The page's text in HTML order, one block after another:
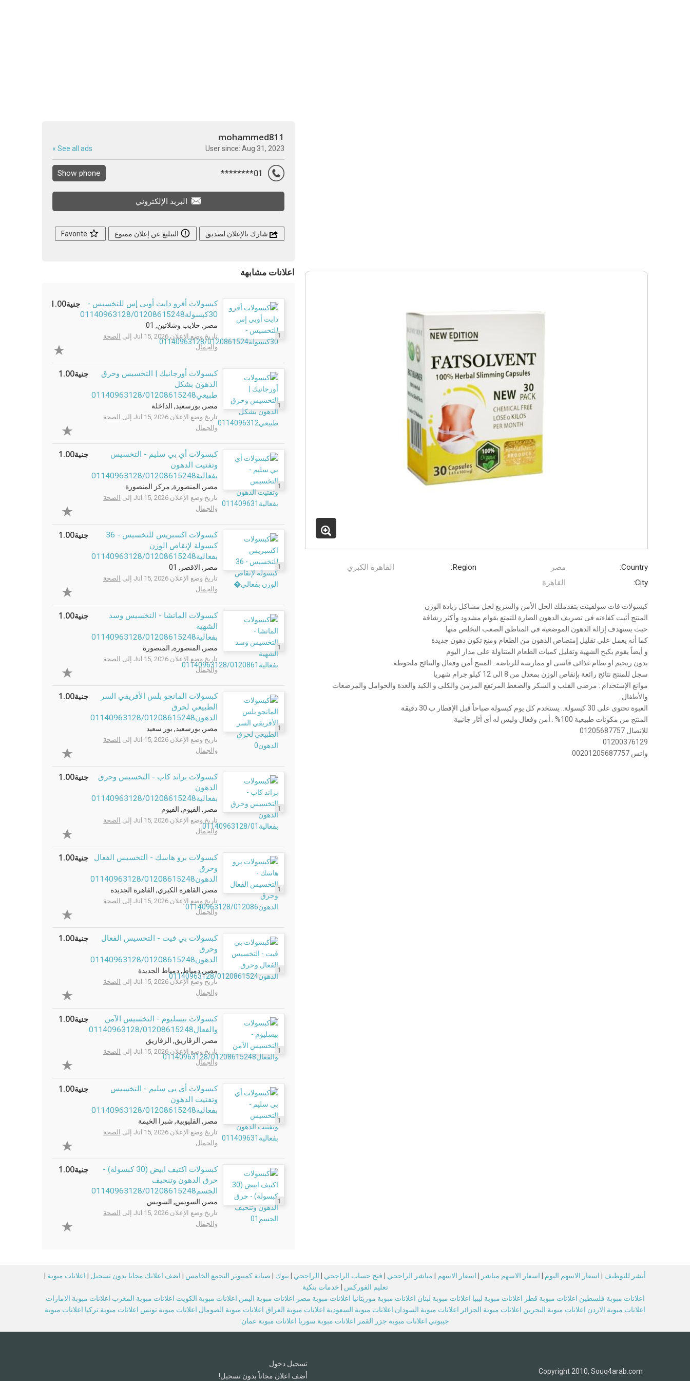
Country: مصر Region:
القاهرة الكبري
City:
القاهرة
كبسولات فات سولفينت بتقدملك الحل الأمن والسريع لحل مشاكل زيادة الوزن
المنتج أثبت كفاءته فى تصريف الدهون الضارة للتمتع بقوام مشدود وأكثر رشافة
حيث يستهدف إزالة الدهون الموضعية في المناطق الصعب التخلص منها
كما أنه يعمل على تقليل إمتصاص الدهون من الطعام ومنع تكون دهون جديدة
و أيضاً يقوم بكبح الشهية وتقليل كميات الطعام المتناولة على مدار اليوم
بدون ريجيم او نظام غذائى قاسى او ممارسة للرياضة.. المنتج أمن وفعال والنتائج ملحوظة
سجل للمنتج نتائج رائعة بإنقاص الوزن بمعدل من 8 الى 12 كيلو جرام شهريا
موانع الإستخدام : مرضى القلب و السكر والضغط المرتفع المزمن والكلى و الكبد والغدة والحوامل والمرضعات
والأطفال .
العبوة تحتوى على 30 كبسولة.. يستخدم كل يوم كبسولة صباحاً قبل الإفطار ب 30 دقيقة
المنتج من مكونات طبيعية 100% . أمن وفعال وليس له أى أثار جانبية
للإتصال 01205687757
01200376129
واتس 00201205687757
mohammed811
User since: Aug 31, 2023
See all ads »
01********
Show phone
البريد الإلكتروني
شارك بالإعلان لصديق التبليغ عن إعلان ممنوع
اعلانات مشابهة
1
كبسولات أفرو دايت أوبي إس للتخسيس -
30كبسولة01140963128/01208615248
مصر, حلايب وشلاتين, 01
تاريخ وضع الإعلان Jul 15, 2026 إلى
الصحة
والجمال
جنية1.00
1
كبسولات أورجانيك | التخسيس وحرق
الدهون بشكل
طبيعي01140963128/01208615248
مصر, بورسعيد, الداخلة
تاريخ وضع الإعلان Jul 15, 2026 إلى
الصحة
والجمال
جنية1.00
1
كبسولات أي بي سليم - التخسيس
وتفتيت الدهون
بفعالية01140963128/01208615248
مصر, المنصورة, مركز المنصورة
تاريخ وضع الإعلان Jul 15, 2026 إلى
الصحة
والجمال
جنية1.00
1
كبسولات اكسبريس للتخسيس - 36
كبسولة لإنقاص الوزن
بفعالية01140963128/01208615248
مصر, الاقصر, 01
تاريخ وضع الإعلان Jul 15, 2026 إلى
الصحة
والجمال
جنية1.00
1
كبسولات الماتشا - التخسيس وسد
الشهية
بفعالية01140963128/01208615248
مصر, المنصورة, المنصورة
تاريخ وضع الإعلان Jul 15, 2026 إلى
الصحة
والجمال
جنية1.00
1
كبسولات المانجو بلس الأفريقي السر
الطبيعي لحرق
الدهون01140963128/01208615248
مصر, بورسعيد, بور سعيد
تاريخ وضع الإعلان Jul 15, 2026 إلى
الصحة
والجمال
جنية1.00
1
كبسولات براند كاب - التخسيس وحرق
الدهون
بفعالية01140963128/01208615248
مصر, الفيوم, الفيوم
تاريخ وضع الإعلان Jul 15, 2026 إلى
الصحة
والجمال
جنية1.00
1
كبسولات برو هاسك - التخسيس الفعال
وحرق
الدهون01140963128/01208615248
مصر, القاهرة الكبري, القاهرة الجديدة
تاريخ وضع الإعلان Jul 15, 2026 إلى
الصحة
والجمال
جنية1.00
1
كبسولات بي فيت - التخسيس الفعال
وحرق
الدهون01140963128/01208615248
مصر, دمياط, دمياط الجديدة
تاريخ وضع الإعلان Jul 15, 2026 إلى
الصحة
والجمال
جنية1.00
1
كبسولات بيسليوم - التخسيس الآمن
والفعال01140963128/01208615248
مصر, الزقازيق, الزقازيق
تاريخ وضع الإعلان Jul 15, 2026 إلى
الصحة
والجمال
جنية1.00
1
كبسولات أي بي سليم - التخسيس
وتفتيت الدهون
بفعالية01140963128/01208615248
مصر, القليوبية, شبرا الخيمة
تاريخ وضع الإعلان Jul 15, 2026 إلى
الصحة
والجمال
جنية1.00
1
كبسولات اكتيف ابيض (30 كبسولة) -
حرق الدهون وتنحيف
الجسم01140963128/01208615248
مصر, السويس, السويس
تاريخ وضع الإعلان Jul 15, 2026 إلى
الصحة
والجمال
جنية1.00
أبشر للتوظيف اسعار الاسهم اليوم اسعار الاسهم مباشر اسعار الاسهم مباشر الراجحي فتح حساب الراجحي الراجحي بنوك صيانة كمبيوتر التجمع الخامس اضف اعلانك مجانا بدون تسجيل اعلانات مبوبة
تعليم الفوركس
خدمات بنكية
اعلانات مبوبة فلسطين اعلانات مبوبة قطر اعلانات مبوبة ليبيا اعلانات مبوبة لبنان اعلانات مبوبة موريتانيا اعلانات مبوبة مصر اعلانات مبوبة اليمن اعلانات مبوبة الكويت اعلانات مبوبة المغرب اعلانات مبوبة الامارات
اعلانات مبوبة الاردن اعلانات مبوبة البحرين اعلانات مبوبة الجزائر اعلانات مبوبة السودان اعلانات مبوبة السعودية اعلانات مبوبة العراق اعلانات مبوبة الصومال اعلانات مبوبة تونس اعلانات مبوبة تركيا اعلانات مبوبة
جيبوتي اعلانات مبوبة جزر القمر اعلانات مبوبة سوريا اعلانات مبوبة عمان
تسجيل دخول
أضف اعلان مجاناً بدون تسجيل!
Copyright 2010, Souq4arab.com